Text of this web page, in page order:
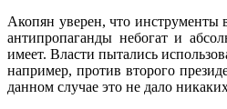
Акопян уверен, что инструменты
антипропаганды небогат и
имеет. Власти пытались
например, против второго
данном случае это не дало никаких